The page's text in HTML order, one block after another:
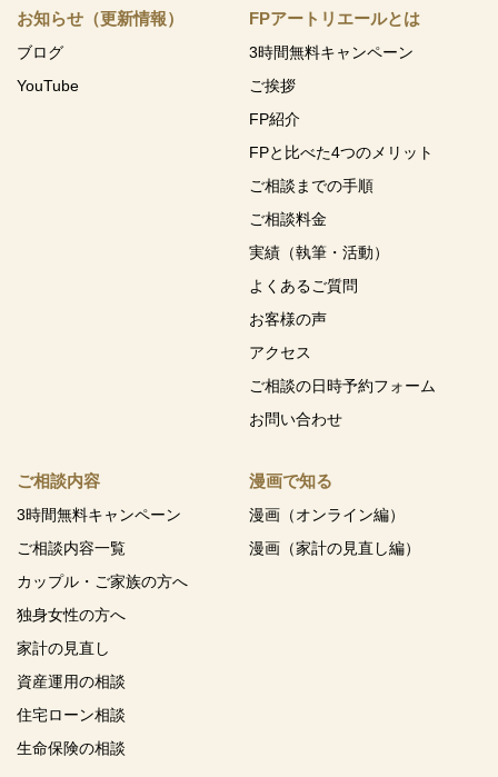
お知らせ（更新情報）
ブログ
YouTube
FPアートリエールとは
3時間無料キャンペーン
ご挨拶
FP紹介
FPと比べた4つのメリット
ご相談までの手順
ご相談料金
実績（執筆・活動）
よくあるご質問
お客様の声
アクセス
ご相談の日時予約フォーム
お問い合わせ
ご相談内容
3時間無料キャンペーン
ご相談内容一覧
カップル・ご家族の方へ
独身女性の方へ
家計の見直し
資産運用の相談
住宅ローン相談
生命保険の相談
漫画で知る
漫画（オンライン編）
漫画（家計の見直し編）